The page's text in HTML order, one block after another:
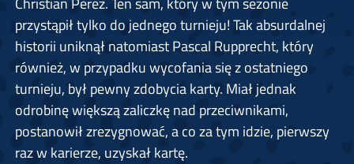
przystąpił tylko do jednego turnieju! Tak absurdalnej
historii uniknął natomiast Pascal Rupprecht, który
również, w przypadku wycofania się z ostatniego
turnieju, był pewny zdobycia karty. Miał jednak
odrobinę większą zaliczkę nad przeciwnikami,
postanowił zrezygnować, a co za tym idzie, pierwszy
raz w karierze, uzyskał kartę.